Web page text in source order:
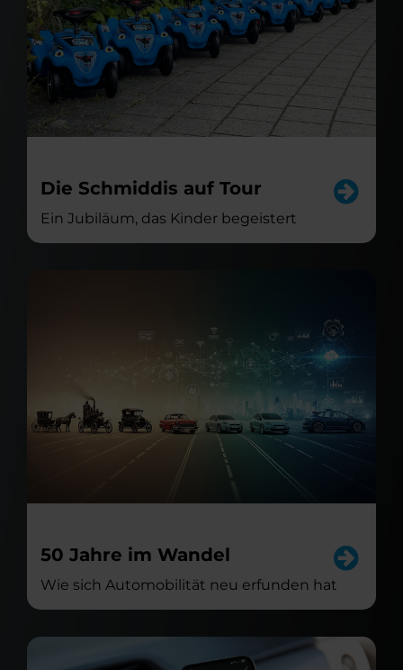
Die Schmiddis auf Tour
Ein Jubiläum, das Kinder begeistert
50 Jahre im Wandel
Wie sich Automobilität neu erfunden hat